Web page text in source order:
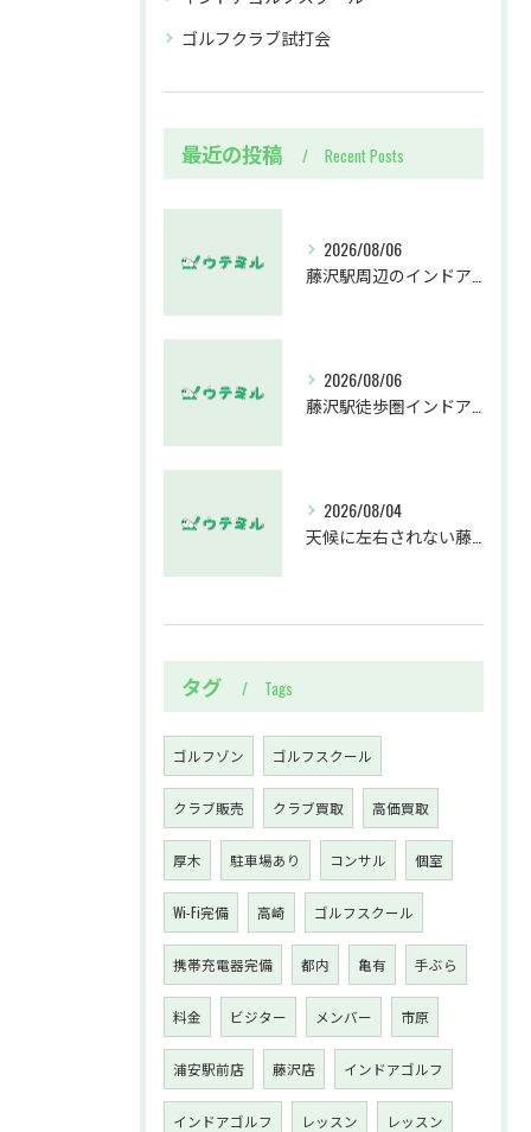
ゴルフクラブ試打会
最近の投稿 Recent Posts
2026/08/06
2026/08/06
2026/08/04
タグ Tags
ゴルフゾン ゴルフスクール
クラブ販売 クラブ買取 高価買取
厚木 駐車場あり コンサル 個室
Wi-Fi完備 高崎 ゴルフスクール
携帯充電器完備 都内 亀有 手ぶら
料金 ビジター メンバー 市原
浦安駅前店 藤沢店 インドアゴルフ
インドアゴルフ レッスン レッスン